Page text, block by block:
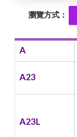
瀏覽方式：
A
A23
A23L